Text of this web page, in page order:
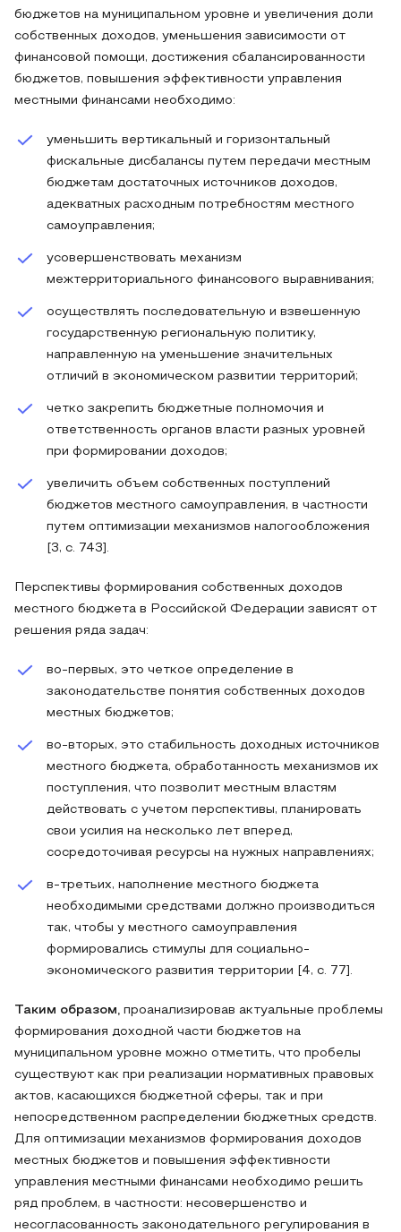
бюджетов на муниципальном уровне и увеличения доли
собственных доходов, уменьшения зависимости от
финансовой помощи, достижения сбалансированности
бюджетов, повышения эффективности управления
местными финансами необходимо:
уменьшить вертикальный и горизонтальный
фискальные дисбалансы путем передачи местным
бюджетам достаточных источников доходов,
адекватных расходным потребностям местного
самоуправления;
усовершенствовать механизм
межтерриториального финансового выравнивания;
осуществлять последовательную и взвешенную
государственную региональную политику,
направленную на уменьшение значительных
отличий в экономическом развитии территорий;
четко закрепить бюджетные полномочия и
ответственность органов власти разных уровней
при формировании доходов;
увеличить объем собственных поступлений
бюджетов местного самоуправления, в частности
путем оптимизации механизмов налогообложения
[3, c. 743].
Перспективы формирования собственных доходов
местного бюджета в Российской Федерации зависят от
решения ряда задач:
во-первых, это четкое определение в
законодательстве понятия собственных доходов
местных бюджетов;
во-вторых, это стабильность доходных источников
местного бюджета, обработанность механизмов их
поступления, что позволит местным властям
действовать с учетом перспективы, планировать
свои усилия на несколько лет вперед,
сосредоточивая ресурсы на нужных направлениях;
в-третьих, наполнение местного бюджета
необходимыми средствами должно производиться
так, чтобы у местного самоуправления
формировались стимулы для социально-
экономического развития территории [4, c. 77].
Таким образом, проанализировав актуальные проблемы
формирования доходной части бюджетов на
муниципальном уровне можно отметить, что пробелы
существуют как при реализации нормативных правовых
актов, касающихся бюджетной сферы, так и при
непосредственном распределении бюджетных средств.
Для оптимизации механизмов формирования доходов
местных бюджетов и повышения эффективности
управления местными финансами необходимо решить
ряд проблем, в частности: несовершенство и
несогласованность законодательного регулирования в